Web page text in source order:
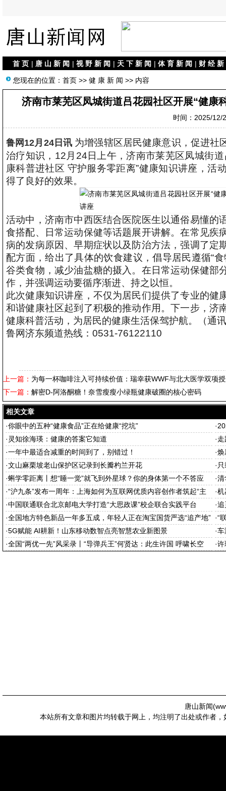
首 页 | 唐 山 新 闻 | 视 野 新 闻 | 天 下 新 闻 | 体 育 新 闻 | 财 经 新
您现在的位置： 首页 >> 健 康 新 闻 >> 内容
济南市莱芜区凤城街道吕花园社区开展“健康
时间：2025/12/
鲁网12月24日讯为增强辖区居民健康意识，促进社
治疗知识，12月24日上午，济南市莱芜区凤城街
康科普进社区 守护服务零距离”健康知识讲座，活
得了良好的效果。
活动中，济南市中西医结合医院医生以通俗易懂的
食搭配、日常运动保健等话题展开讲解。在常见疾
病的发病原因、早期症状以及防治方法，强调了定
配方面，给出了具体的饮食建议，倡导居民遵循“
谷类食物，减少油盐糖的摄入。在日常运动保健部
作，并强调运动要循序渐进、持之以恒。
此次健康知识讲座，不仅为居民们提供了专业的健
和谐健康社区起到了积极的推动作用。下一步，济
健康科普活动，为居民的健康生活保驾护航。（通
鲁网济东频道热线：0531-76122110
上一篇： 为每一杯咖啡注入可持续价值：瑞幸获WWF与北大医学双项
下一篇： 解密D-阿洛酮糖！奈雪瘦瘦小绿瓶健康破圈的核心密码
相关文章
·你眼中的五种“健康食品”正在给健康“挖坑” ·
· 灵知徐海瑛：健康的答案它知道 ·
·一年中最适合减重的时间到了，别错过！ ·焕
·文山麻栗坡老山保护区记录到长瓣杓兰开花 ·
·蝌学零距离丨想“睡一觉”就飞到外星球？你的身体第一个不答应 ·清
·“沪九条”发布一周年：上海如何为互联网优质内容创作者筑起“主
场”
·机
·中国联通联合北京邮电大学打造“大思政课”校企联合实践平台 ·追
·全国地方特色新品一年多五成，年轻人正在淘宝国货严选“追产地” ·“
·5G赋能 AI耕新！山东移动数智点亮智慧农业新图景 ·车
·全国“两优一先”风采录丨“导弹兵王”何贤达：此生许国 呼啸长空 ·许
唐山新闻(
本站所有文章和图片均转载于网上，均注明了出处或作者